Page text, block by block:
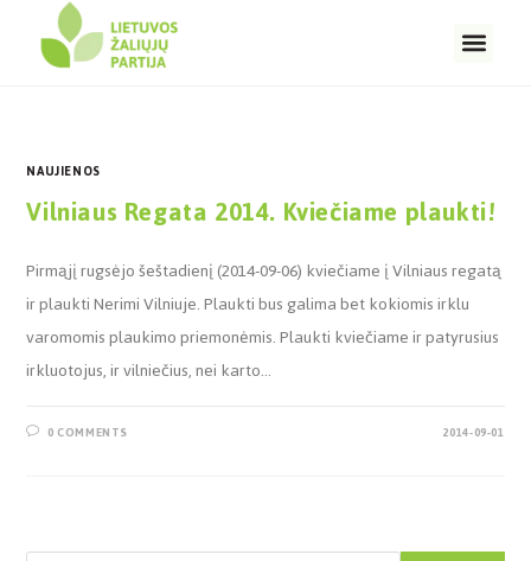
NAUJIENOS
Vilniaus Regata 2014. Kviečiame plaukti!
Pirmąjį rugsėjo šeštadienį (2014-09-06) kviečiame į Vilniaus regatą
ir plaukti Nerimi Vilniuje. Plaukti bus galima bet kokiomis irklu
varomomis plaukimo priemonėmis. Plaukti kviečiame ir patyrusius
irkluotojus, ir vilniečius, nei karto…
0 COMMENTS 2014-09-01